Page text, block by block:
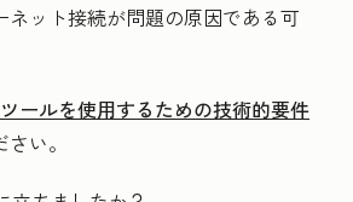
ネット接続が問題の原因である可
ールを使用するための技術的要件
い。